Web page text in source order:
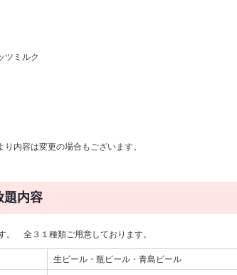
ツミルク
容は変更の場合もございます。
題内容
。 全３１種類ご用意しております。
生ビール・瓶ビール・青島ビール